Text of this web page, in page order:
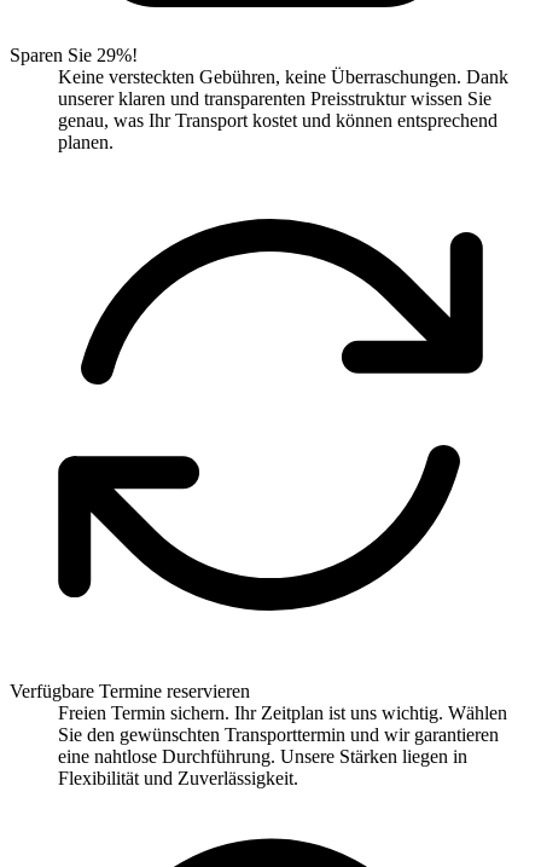
Sparen Sie 29%!
Keine versteckten Gebühren, keine Überraschungen. Dank
unserer klaren und transparenten Preisstruktur wissen Sie
genau, was Ihr Transport kostet und können entsprechend
planen.
Verfügbare Termine reservieren
Freien Termin sichern. Ihr Zeitplan ist uns wichtig. Wählen
Sie den gewünschten Transporttermin und wir garantieren
eine nahtlose Durchführung. Unsere Stärken liegen in
Flexibilität und Zuverlässigkeit.